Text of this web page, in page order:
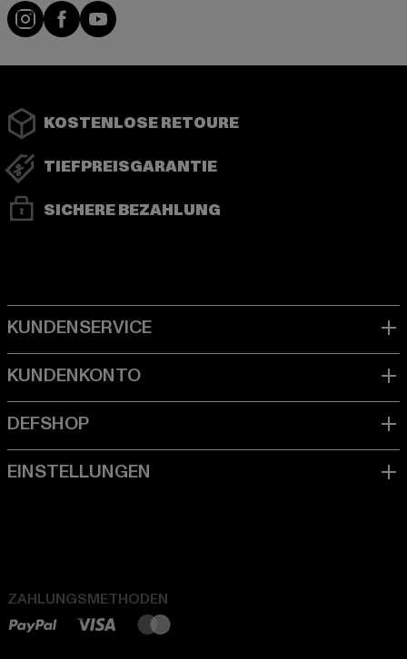
Instagram
FacebookYouTube
KOSTENLOSE RETOURE
TIEFPREISGARANTIE
SICHERE BEZAHLUNG
ZAHLUNGSMETHODEN